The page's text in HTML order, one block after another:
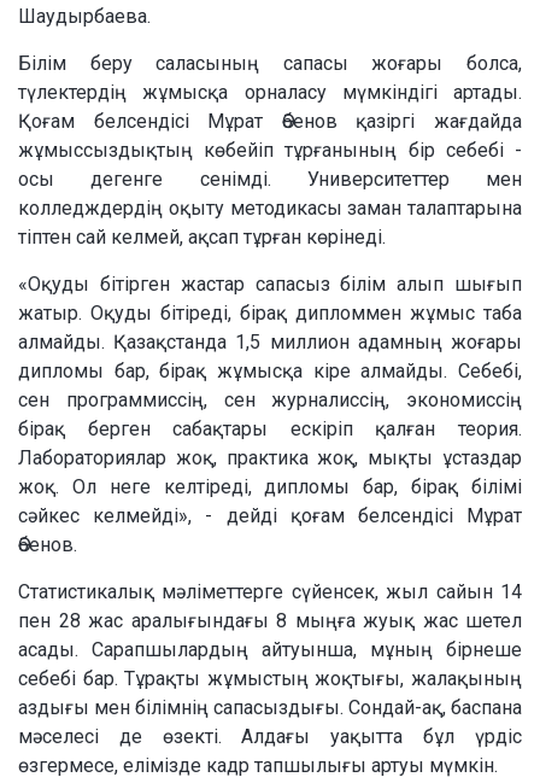
Шаудырбаева.
Білім беру саласының сапасы жоғары болса,
түлектердің жұмысқа орналасу мүмкіндігі артады.
Қоғам белсендісі Мұрат Әбенов қазіргі жағдайда
жұмыссыздықтың көбейіп тұрғанының бір себебі -
осы дегенге сенімді. Университеттер мен
колледждердің оқыту методикасы заман талаптарына
тіптен сай келмей, ақсап тұрған көрінеді.
«Оқуды бітірген жастар сапасыз білім алып шығып
жатыр. Оқуды бітіреді, бірақ дипломмен жұмыс таба
алмайды. Қазақстанда 1,5 миллион адамның жоғары
дипломы бар, бірақ жұмысқа кіре алмайды. Себебі,
сен программиссің, сен журналиссің, экономиссің
бірақ берген сабақтары ескіріп қалған теория.
Лабораториялар жоқ, практика жоқ, мықты ұстаздар
жоқ. Ол неге келтіреді, дипломы бар, бірақ білімі
сәйкес келмейді», - дейді қоғам белсендісі Мұрат
Әбенов.
Статистикалық мәліметтерге сүйенсек, жыл сайын 14
пен 28 жас аралығындағы 8 мыңға жуық жас шетел
асады. Сарапшылардың айтуынша, мұның бірнеше
себебі бар. Тұрақты жұмыстың жоқтығы, жалақының
аздығы мен білімнің сапасыздығы. Сондай-ақ, баспана
мәселесі де өзекті. Алдағы уақытта бұл үрдіс
өзгермесе, елімізде кадр тапшылығы артуы мүмкін.